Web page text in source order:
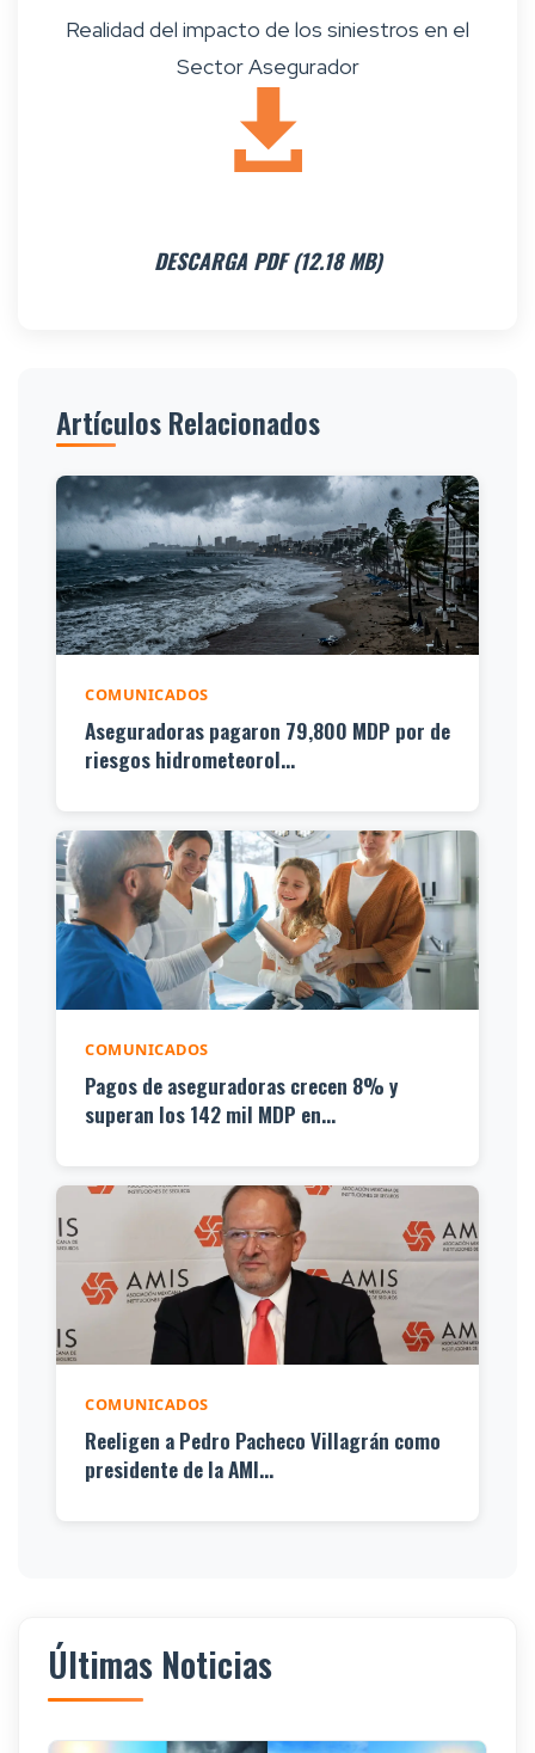
Realidad del impacto de los siniestros en el
Sector Asegurador
DESCARGA PDF (12.18 MB)
Artículos Relacionados
COMUNICADOS
Aseguradoras pagaron 79,800 MDP por de
riesgos hidrometeorol...
COMUNICADOS
Pagos de aseguradoras crecen 8% y
superan los 142 mil MDP en...
COMUNICADOS
Reeligen a Pedro Pacheco Villagrán como
presidente de la AMI...
Últimas Noticias